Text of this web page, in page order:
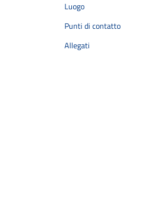
Luogo
Punti di contatto
Allegati